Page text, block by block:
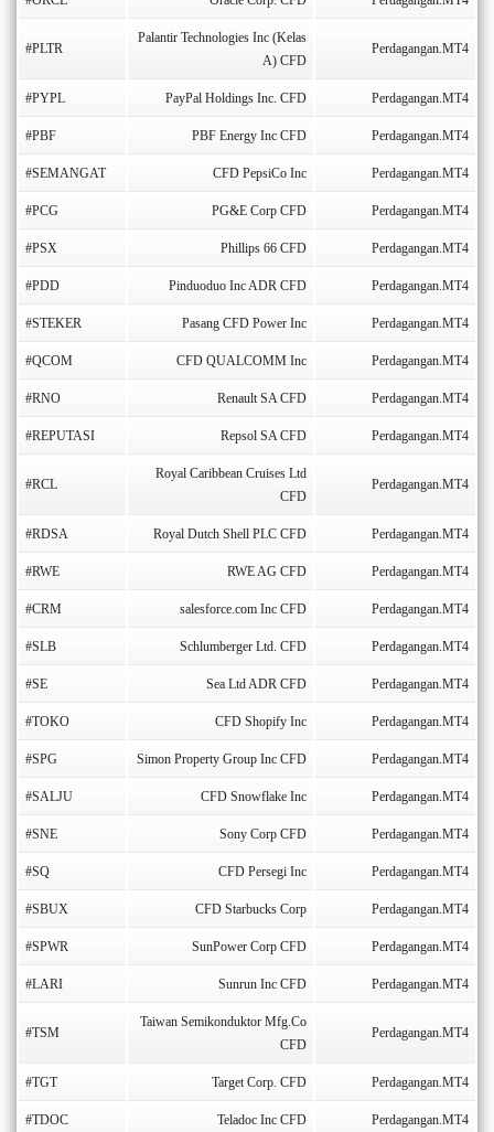
#PLTR
Palantir Technologies Inc (Kelas
A) CFD
Perdagangan.MT4
#PYPL PayPal Holdings Inc. CFD Perdagangan.MT4
#PBF PBF Energy Inc CFD Perdagangan.MT4
#SEMANGAT CFD PepsiCo Inc Perdagangan.MT4
#PCG PG&E Corp CFD Perdagangan.MT4
#PSX Phillips 66 CFD Perdagangan.MT4
#PDD Pinduoduo Inc ADR CFD Perdagangan.MT4
#STEKER Pasang CFD Power Inc Perdagangan.MT4
#QCOM CFD QUALCOMM Inc Perdagangan.MT4
#RNO Renault SA CFD Perdagangan.MT4
#REPUTASI Repsol SA CFD Perdagangan.MT4
#RCL
Royal Caribbean Cruises Ltd
CFD
Perdagangan.MT4
#RDSA Royal Dutch Shell PLC CFD Perdagangan.MT4
#RWE RWE AG CFD Perdagangan.MT4
#CRM salesforce.com Inc CFD Perdagangan.MT4
#SLB Schlumberger Ltd. CFD Perdagangan.MT4
#SE Sea Ltd ADR CFD Perdagangan.MT4
#TOKO CFD Shopify Inc Perdagangan.MT4
#SPG Simon Property Group Inc CFD Perdagangan.MT4
#SALJU CFD Snowflake Inc Perdagangan.MT4
#SNE Sony Corp CFD Perdagangan.MT4
#SQ CFD Persegi Inc Perdagangan.MT4
#SBUX CFD Starbucks Corp Perdagangan.MT4
#SPWR SunPower Corp CFD Perdagangan.MT4
#LARI Sunrun Inc CFD Perdagangan.MT4
#TSM
Taiwan Semikonduktor Mfg.Co
CFD
Perdagangan.MT4
#TGT Target Corp. CFD Perdagangan.MT4
#TDOC Teladoc Inc CFD Perdagangan.MT4